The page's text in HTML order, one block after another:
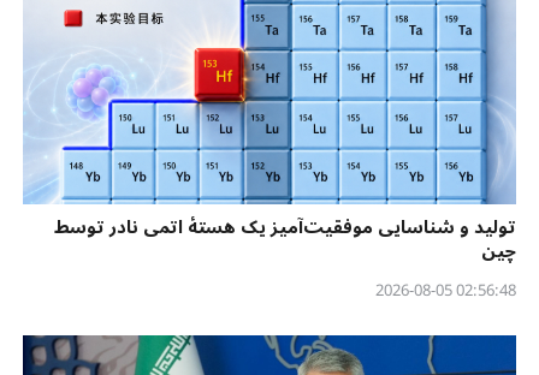
تولید و شناسایی موفقیت‌آمیز یک هستهٔ اتمی نادر توسط
چین
02:56:48 2026-08-05